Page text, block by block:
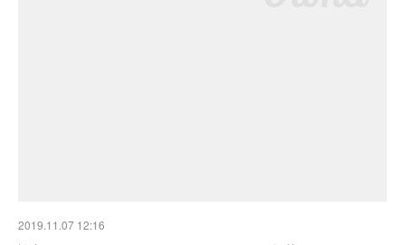
2019.11.07 12:16